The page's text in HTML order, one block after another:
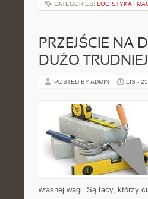
CATEGORIES: LOGISTYKA I
PRZEJŚCIE NA
DUŻO
POSTED BY ADMIN LIS -
własnej wagi. Są tacy, którzy